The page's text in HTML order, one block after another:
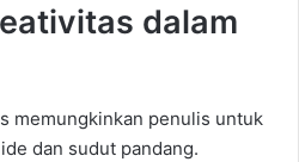
dalam
memungkinkan penulis untuk
dan sudut pandang.